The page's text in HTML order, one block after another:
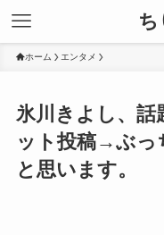
ち
ホーム エンタメ
氷川きよし、話
ット投稿→ぶっ
と思います。